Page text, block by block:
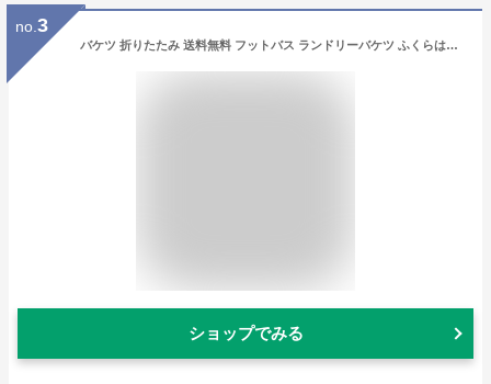
no. 3
バケツ 折りたたみ 送料無料 フットバス ランドリーバケツ ふくらはぎ 足湯バッグ 折り畳み 大容量 出張 ディープバケット コンパクト 保温 旅行洗濯 足湯 軽量 アウトドア 20L 旅行洗濯 携帯便利 釣り 洗車 キャンプ 公園 防災 入院 持ち運び
ショップでみる